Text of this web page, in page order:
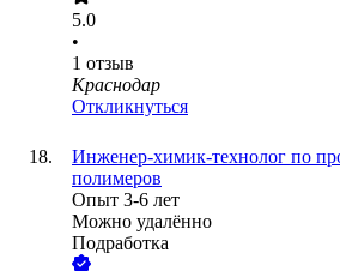
5.0
•
1 отзыв
Краснодар
Откликнуться
Инженер-химик-технолог по
полимеров
Опыт 3-6 лет
Можно удалённо
Подработка